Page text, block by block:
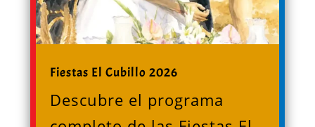
Fiestas El Cubillo 2026
Descubre el programa